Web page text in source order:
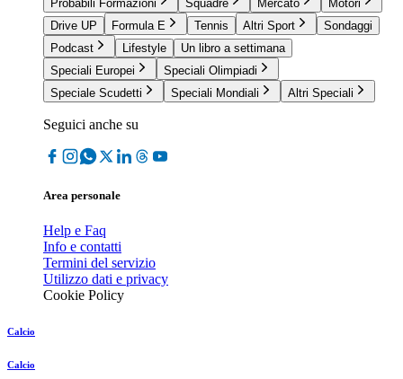
Probabili Formazioni
Squadre Mercato
Motori
Drive UP
Formula E Tennis Altri Sport
Sondaggi
Podcast
Lifestyle
Un libro a settimana
Speciali Europei
Speciali Olimpiadi
Speciale Scudetti
Speciali Mondiali Altri Speciali
Seguici anche su
Area personale
Help e Faq
Info e contatti
Termini del servizio
Utilizzo dati e privacy
Cookie Policy
Calcio
Calcio